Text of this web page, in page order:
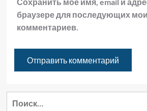
Сохранить моё имя, email и
браузере для последующих
комментариев.